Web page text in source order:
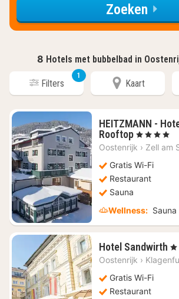
Zoeken
8 Hotels met bubbelbad in
Filters
1
Kaart
HEITZMANN -
Rooftop1
nacht
€
187,34
, 4 Sterren
Oostenrijk › Zell am
Gratis Wi-Fi
Restaurant
Sauna
Wellness:
Hotel Sandwirth 1
,
Oostenrijk ›
Gratis Wi-Fi
Restaurant